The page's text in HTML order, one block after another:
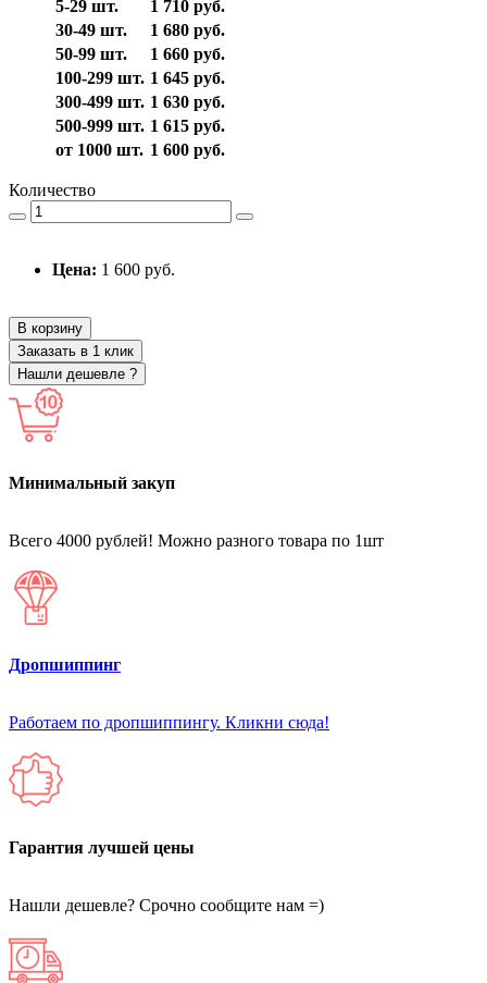
5-29 шт.
1 710 руб.
30-49 шт.
1 680 руб.
50-99 шт.
1 660 руб.
100-299 шт. 1 645 руб.
300-499 шт. 1 630 руб.
500-999 шт. 1 615 руб.
от 1000 шт. 1 600 руб.
Количество
Цена: 1 600 руб.
В корзину
Заказать в 1 клик
Нашли дешевле ?
Минимальный закуп
Всего 4000 рублей! Можно разного товара по 1шт
Дропшиппинг
Работаем по дропшиппингу. Кликни сюда!
Гарантия лучшей цены
Нашли дешевле? Срочно сообщите нам =)